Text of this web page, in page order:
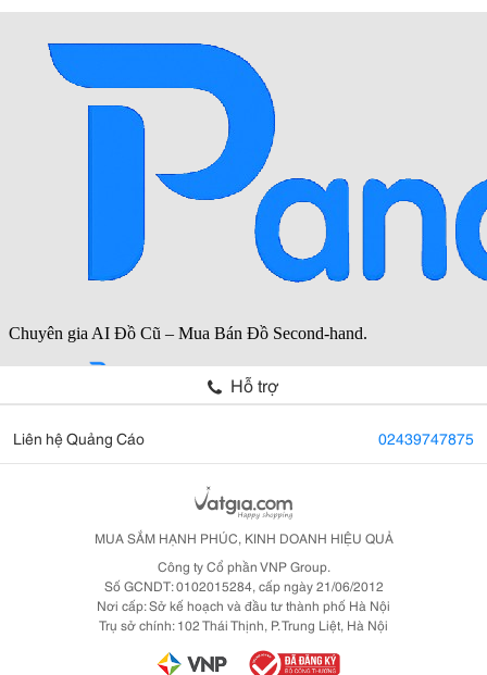
Hỗ trợ
Liên hệ Quảng Cáo 02439747875
MUA SẮM HẠNH PHÚC, KINH DOANH HIỆU QUẢ
Công ty Cổ phần VNP Group.
Số GCNDT: 0102015284, cấp ngày 21/06/2012
Nơi cấp: Sở kế hoạch và đầu tư thành phố Hà Nội
Trụ sở chính: 102 Thái Thịnh, P. Trung Liệt, Hà Nội